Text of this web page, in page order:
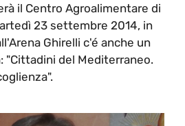
il Centro Agroalimentare di
23 settembre 2014, in
Ghirelli c'é anche un
"Cittadini del Mediterraneo.